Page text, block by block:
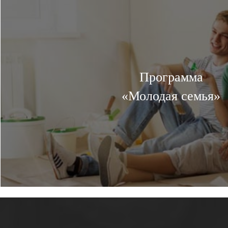
Программа
«Молодая семья»